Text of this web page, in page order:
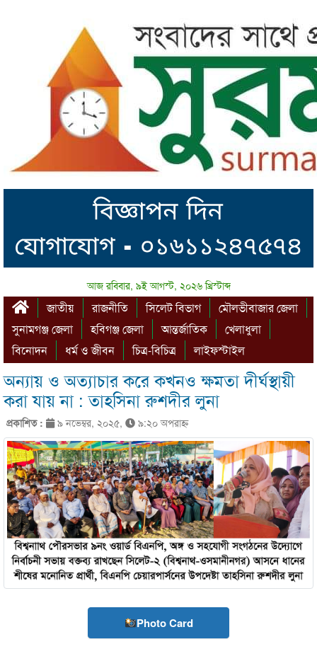
আজ রবিবার, ৯ই আগস্ট, ২০২৬ খ্রিস্টাব্দ
জাতীয় রাজনীতি সিলেট বিভাগ
মৌলভীবাজার জেলা
সুনামগঞ্জ জেলা
হবিগঞ্জ জেলা আন্তর্জাতিক
খেলাধুলা
বিনোদন
ধর্ম ও জীবন চিত্র-বিচিত্র লাইফস্টাইল
অন্যায় ও অত্যাচার করে কখনও ক্ষমতা দীর্ঘস্থায়ী
করা যায় না : তাহসিনা রুশদীর লুনা
প্রকাশিত : ৯ নভেম্বর, ২০২৫, ৯:২০ অপরাহ্ণ
Photo Card